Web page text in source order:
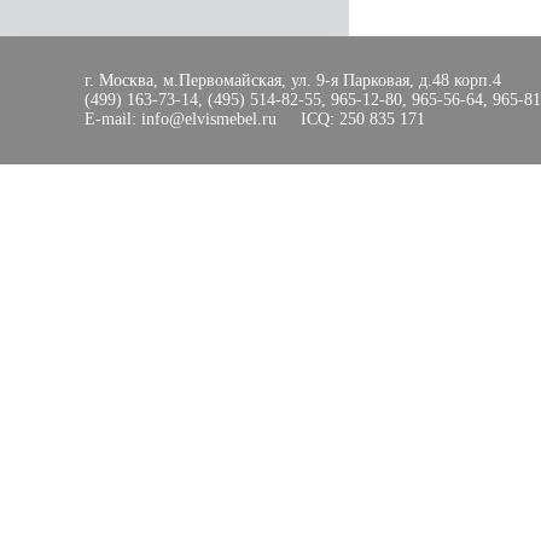
г. Москва, м.Первомайская, ул. 9-я Парковая, д.48 корп.4
(499) 163-73-14, (495) 514-82-55, 965-12-80, 965-56-64, 965-
E-mail: info@elvismebel.ru ICQ: 250 835 171